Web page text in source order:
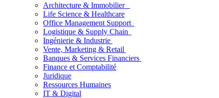
Architecture & Immobilier
Life Science & Healthcare
Office Management Support
Logistique & Supply Chain
Ingénierie & Industrie
Vente, Marketing & Retail
Banques & Services Financiers
Finance et Comptabilité
Juridique
Ressources Humaines
IT & Digital